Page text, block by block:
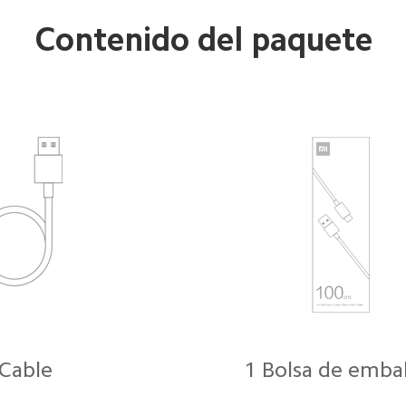
Contenido del paquete
1 Bolsa de